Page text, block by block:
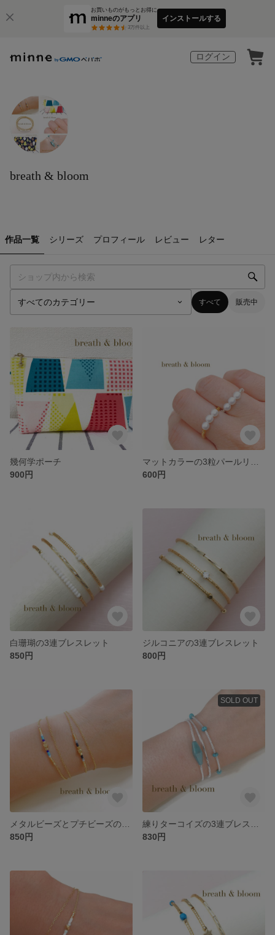
お買いものがもっとお得に
minneのアプリ
3万件以上
インストールする
ログイン
breath & bloom
作品一覧 シリーズ プロフィール レビュー レター
すべて 販売中
幾何学ポーチ
900円
600円
白珊瑚の3連ブレスレット
850円
ジルコニアの3連ブレスレット
800円
850円
SOLD OUT
830円